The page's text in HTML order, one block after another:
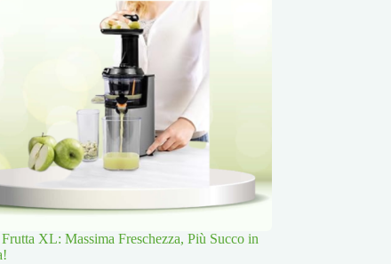
XL: Massima Freschezza, Più Succo in